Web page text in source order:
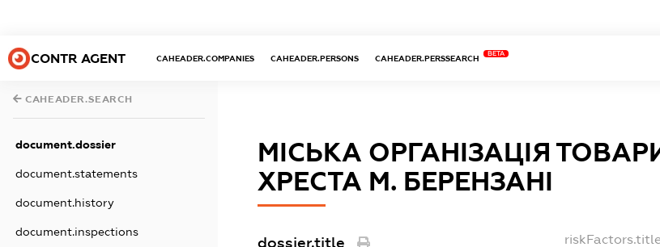
CONTR AGENT CAHEADER.COMPANIES CAHEADER.PERSONS CAHEADER.PERSSEARCH
BETA
CAHEADER.SEARCH
document.dossier
document.statements
document.history
document.inspections
МІСЬКА ОРГАНІЗАЦІЯ
ХРЕСТА М. БЕРЕНЗАНІ
dossier.title